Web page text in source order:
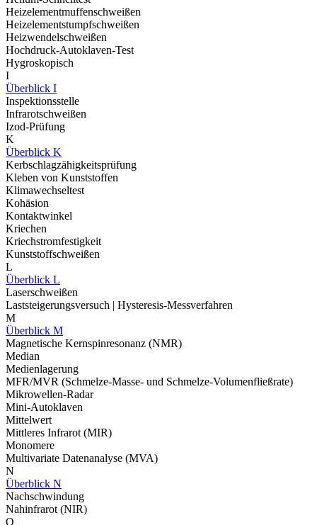
Heizelementmuffenschweißen
Heizelementstumpfschweißen
Heizwendelschweißen
Hochdruck-Autoklaven-Test
Hygroskopisch
I
Überblick I
Inspektionsstelle
Infrarotschweißen
Izod-Prüfung
K
Überblick K
Kerbschlagzähigkeitsprüfung
Kleben von Kunststoffen
Klimawechseltest
Kohäsion
Kontaktwinkel
Kriechen
Kriechstromfestigkeit
Kunststoffschweißen
L
Überblick L
Laserschweißen
Laststeigerungsversuch | Hysteresis-Messverfahren
M
Überblick M
Magnetische Kernspinresonanz (NMR)
Median
Medienlagerung
MFR/MVR (Schmelze-Masse- und Schmelze-Volumenfließrate)
Mikrowellen-Radar
Mini-Autoklaven
Mittelwert
Mittleres Infrarot (MIR)
Monomere
Multivariate Datenanalyse (MVA)
N
Überblick N
Nachschwindung
Nahinfrarot (NIR)
O